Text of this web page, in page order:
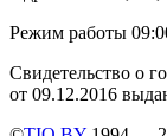
Режим работы
Свидетельство о
от 09.12.2016